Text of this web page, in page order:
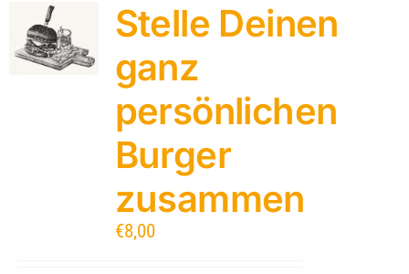
Stelle Deinen
ganz
persönlichen
Burger
zusammen
€8,00